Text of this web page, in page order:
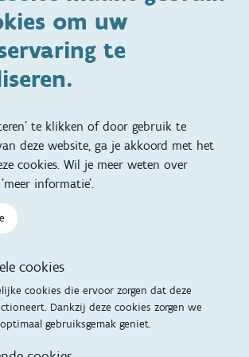
om uw
te
te klikken of door gebruik te
deze website, ga je akkoord met het
cookies. Wil je meer weten over
informatie'.
cookies
cookies die ervoor zorgen dat deze
Dankzij deze cookies zorgen we
gebruiksgemak geniet.
Adoptie
Kinderwens
Vertalingen
Mijn Opgroeien